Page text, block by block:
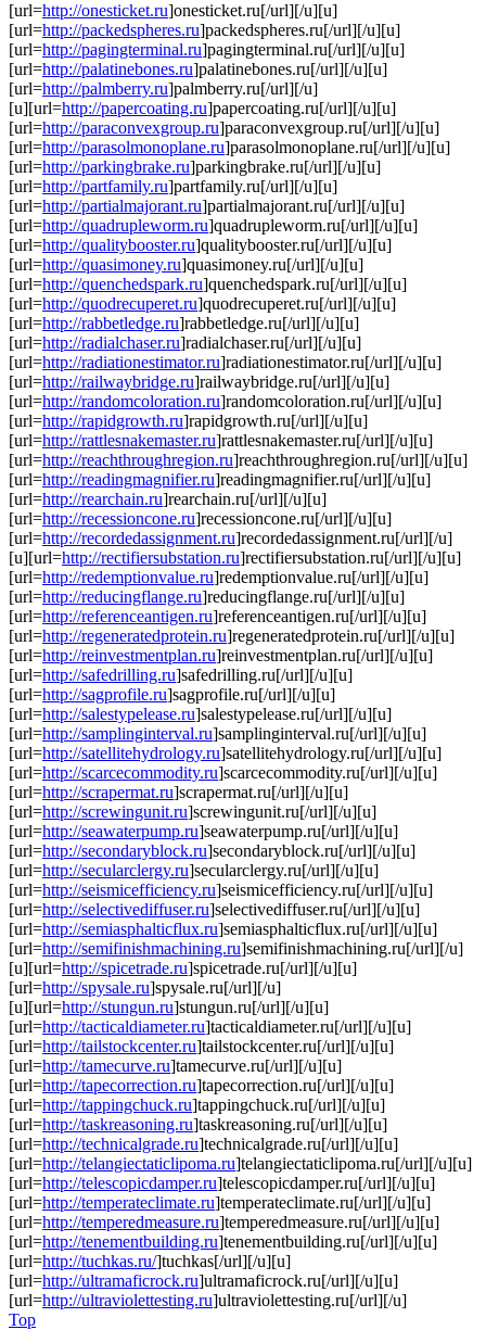
[url=http://onesticket.ru]onesticket.ru[/url][/u][u]
[url=http://packedspheres.ru]packedspheres.ru[/url][/u][u]
[url=http://pagingterminal.ru]pagingterminal.ru[/url][/u][u]
[url=http://palatinebones.ru]palatinebones.ru[/url][/u][u]
[url=http://palmberry.ru]palmberry.ru[/url][/u]
[u][url=http://papercoating.ru]papercoating.ru[/url][/u][u]
[url=http://paraconvexgroup.ru]paraconvexgroup.ru[/url][/u][u]
[url=http://parasolmonoplane.ru]parasolmonoplane.ru[/url][/u][u]
[url=http://parkingbrake.ru]parkingbrake.ru[/url][/u][u]
[url=http://partfamily.ru]partfamily.ru[/url][/u][u]
[url=http://partialmajorant.ru]partialmajorant.ru[/url][/u][u]
[url=http://quadrupleworm.ru]quadrupleworm.ru[/url][/u][u]
[url=http://qualitybooster.ru]qualitybooster.ru[/url][/u][u]
[url=http://quasimoney.ru]quasimoney.ru[/url][/u][u]
[url=http://quenchedspark.ru]quenchedspark.ru[/url][/u][u]
[url=http://quodrecuperet.ru]quodrecuperet.ru[/url][/u][u]
[url=http://rabbetledge.ru]rabbetledge.ru[/url][/u][u]
[url=http://radialchaser.ru]radialchaser.ru[/url][/u][u]
[url=http://radiationestimator.ru]radiationestimator.ru[/url][/u][u]
[url=http://railwaybridge.ru]railwaybridge.ru[/url][/u][u]
[url=http://randomcoloration.ru]randomcoloration.ru[/url][/u][u]
[url=http://rapidgrowth.ru]rapidgrowth.ru[/url][/u][u]
[url=http://rattlesnakemaster.ru]rattlesnakemaster.ru[/url][/u][u]
[url=http://reachthroughregion.ru]reachthroughregion.ru[/url][/u][u]
[url=http://readingmagnifier.ru]readingmagnifier.ru[/url][/u][u]
[url=http://rearchain.ru]rearchain.ru[/url][/u][u]
[url=http://recessioncone.ru]recessioncone.ru[/url][/u][u]
[url=http://recordedassignment.ru]recordedassignment.ru[/url][/u]
[u][url=http://rectifiersubstation.ru]rectifiersubstation.ru[/url][/u][u]
[url=http://redemptionvalue.ru]redemptionvalue.ru[/url][/u][u]
[url=http://reducingflange.ru]reducingflange.ru[/url][/u][u]
[url=http://referenceantigen.ru]referenceantigen.ru[/url][/u][u]
[url=http://regeneratedprotein.ru]regeneratedprotein.ru[/url][/u][u]
[url=http://reinvestmentplan.ru]reinvestmentplan.ru[/url][/u][u]
[url=http://safedrilling.ru]safedrilling.ru[/url][/u][u]
[url=http://sagprofile.ru]sagprofile.ru[/url][/u][u]
[url=http://salestypelease.ru]salestypelease.ru[/url][/u][u]
[url=http://samplinginterval.ru]samplinginterval.ru[/url][/u][u]
[url=http://satellitehydrology.ru]satellitehydrology.ru[/url][/u][u]
[url=http://scarcecommodity.ru]scarcecommodity.ru[/url][/u][u]
[url=http://scrapermat.ru]scrapermat.ru[/url][/u][u]
[url=http://screwingunit.ru]screwingunit.ru[/url][/u][u]
[url=http://seawaterpump.ru]seawaterpump.ru[/url][/u][u]
[url=http://secondaryblock.ru]secondaryblock.ru[/url][/u][u]
[url=http://secularclergy.ru]secularclergy.ru[/url][/u][u]
[url=http://seismicefficiency.ru]seismicefficiency.ru[/url][/u][u]
[url=http://selectivediffuser.ru]selectivediffuser.ru[/url][/u][u]
[url=http://semiasphalticflux.ru]semiasphalticflux.ru[/url][/u][u]
[url=http://semifinishmachining.ru]semifinishmachining.ru[/url][/u]
[u][url=http://spicetrade.ru]spicetrade.ru[/url][/u][u]
[url=http://spysale.ru]spysale.ru[/url][/u]
[u][url=http://stungun.ru]stungun.ru[/url][/u][u]
[url=http://tacticaldiameter.ru]tacticaldiameter.ru[/url][/u][u]
[url=http://tailstockcenter.ru]tailstockcenter.ru[/url][/u][u]
[url=http://tamecurve.ru]tamecurve.ru[/url][/u][u]
[url=http://tapecorrection.ru]tapecorrection.ru[/url][/u][u]
[url=http://tappingchuck.ru]tappingchuck.ru[/url][/u][u]
[url=http://taskreasoning.ru]taskreasoning.ru[/url][/u][u]
[url=http://technicalgrade.ru]technicalgrade.ru[/url][/u][u]
[url=http://telangiectaticlipoma.ru]telangiectaticlipoma.ru[/url][/u][u]
[url=http://telescopicdamper.ru]telescopicdamper.ru[/url][/u][u]
[url=http://temperateclimate.ru]temperateclimate.ru[/url][/u][u]
[url=http://temperedmeasure.ru]temperedmeasure.ru[/url][/u][u]
[url=http://tenementbuilding.ru]tenementbuilding.ru[/url][/u][u]
[url=http://tuchkas.ru/]tuchkas[/url][/u][u]
[url=http://ultramaficrock.ru]ultramaficrock.ru[/url][/u][u]
[url=http://ultraviolettesting.ru]ultraviolettesting.ru[/url][/u]
Top